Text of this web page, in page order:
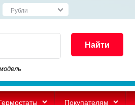
Найти
Покупателям